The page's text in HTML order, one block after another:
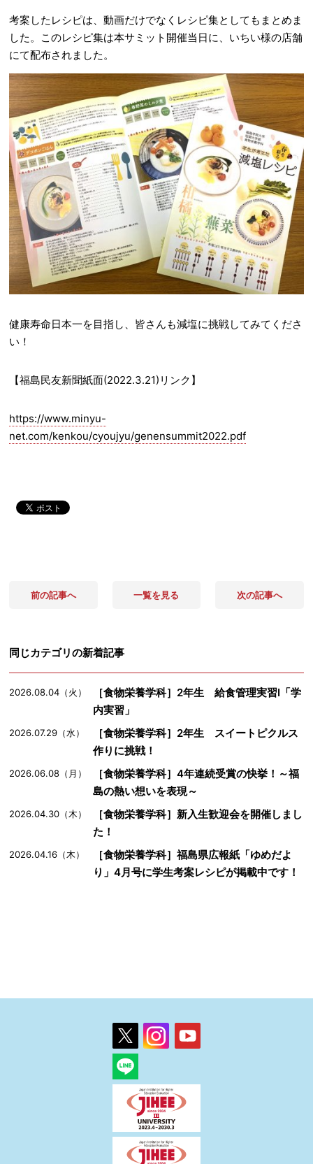
考案したレシピは、動画だけでなくレシピ集としてもまとめま
した。このレシピ集は本サミット開催当日に、いちい様の店舗
にて配布されました。
健康寿命日本一を目指し、皆さんも減塩に挑戦してみてくださ
い！
【福島民友新聞紙面(2022.3.21)リンク】
https://www.minyu-
net.com/kenkou/cyoujyu/genensummit2022.pdf
前の記事へ 一覧を見る 次の記事へ
同じカテゴリの新着記事
2026.08.04（火）
［食物栄養学科］2年生 給食管理実習Ⅰ「学
内実習」
2026.07.29（水）
［食物栄養学科］2年生 スイートピクルス
作りに挑戦！
2026.06.08（月）
［食物栄養学科］4年連続受賞の快挙！～福
島の熱い想いを表現～
2026.04.30（木）
［食物栄養学科］新入生歓迎会を開催しまし
た！
2026.04.16（木）
［食物栄養学科］福島県広報紙「ゆめだよ
り」4月号に学生考案レシピが掲載中です！